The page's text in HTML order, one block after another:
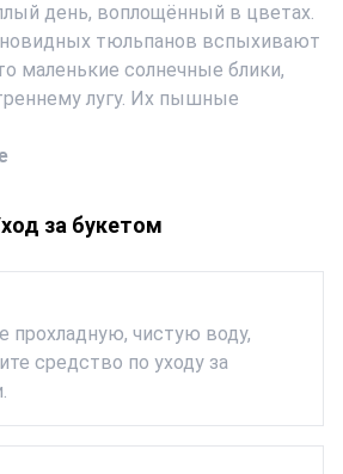
день, воплощённый в цветах.
тюльпанов вспыхивают
маленькие солнечные блики,
лугу. Их пышные
за букетом
прохладную, чистую воду,
средство по уходу за